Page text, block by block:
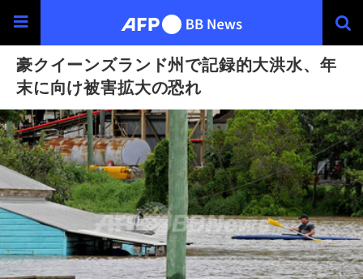
豪クイーンズランド州で記録的大洪水、年
末に向け被害拡大の恐れ